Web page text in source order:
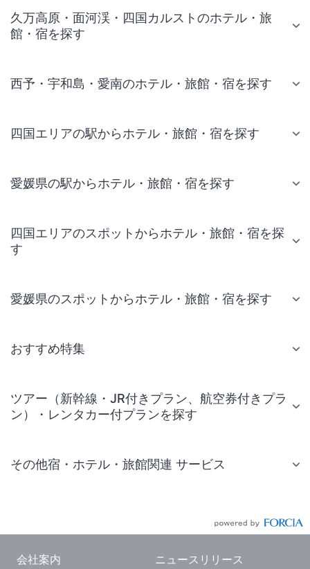
久万高原・面河渓・四国カルストのホテル・旅
館・宿を探す
西予・宇和島・愛南のホテル・旅館・宿を探す
四国エリアの駅からホテル・旅館・宿を探す
愛媛県の駅からホテル・旅館・宿を探す
四国エリアのスポットからホテル・旅館・宿を探
す
愛媛県のスポットからホテル・旅館・宿を探す
おすすめ特集
ツアー（新幹線・JR付きプラン、航空券付きプラ
ン）・レンタカー付プランを探す
その他宿・ホテル・旅館関連 サービス
会社案内 ニュースリリース